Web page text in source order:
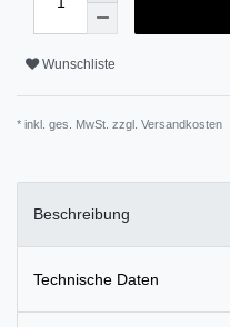
Wunschliste
* inkl. ges. MwSt. zzgl. Versandkosten
Beschreibung
Technische Daten